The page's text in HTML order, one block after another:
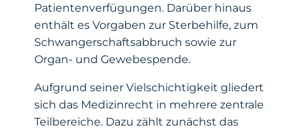
Patientenverfügungen. Darüber hinaus
enthält es Vorgaben zur Sterbehilfe, zum
Schwangerschaftsabbruch sowie zur
Organ- und Gewebespende.
Aufgrund seiner Vielschichtigkeit gliedert
sich das Medizinrecht in mehrere zentrale
Teilbereiche. Dazu zählt zunächst das